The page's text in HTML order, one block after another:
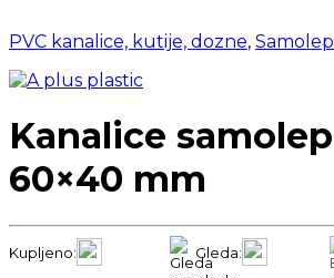
PVC kanalice, kutije, dozne,
Kanalice
60×40 mm
Kupljeno: Gleda: